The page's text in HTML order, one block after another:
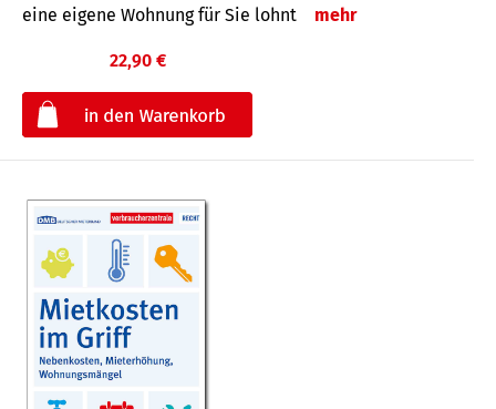
eine eigene Wohnung für Sie lohnt
mehr
22,90 €